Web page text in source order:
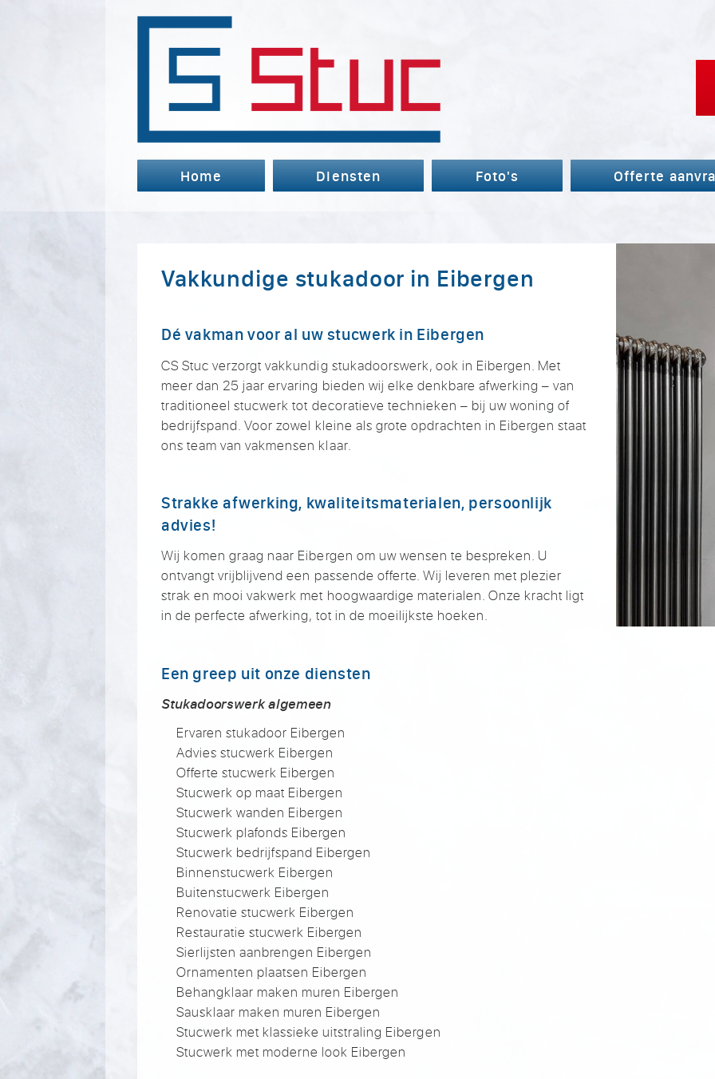
Home Diensten Foto's Offerte
Vakkundige stukadoor in Eibergen
Dé vakman voor al uw stucwerk in Eibergen
CS Stuc verzorgt vakkundig stukadoorswerk, ook in Eibergen. Met
meer dan 25 jaar ervaring bieden wij elke denkbare afwerking – van
traditioneel stucwerk tot decoratieve technieken – bij uw woning of
bedrijfspand. Voor zowel kleine als grote opdrachten in Eibergen staat
ons team van vakmensen klaar.
Strakke afwerking, kwaliteitsmaterialen, persoonlijk
advies!
Wij komen graag naar Eibergen om uw wensen te bespreken. U
ontvangt vrijblijvend een passende offerte. Wij leveren met plezier
strak en mooi vakwerk met hoogwaardige materialen. Onze kracht ligt
in de perfecte afwerking, tot in de moeilijkste hoeken.
Een greep uit onze diensten
Stukadoorswerk algemeen
Ervaren stukadoor Eibergen
Advies stucwerk Eibergen
Offerte stucwerk Eibergen
Stucwerk op maat Eibergen
Stucwerk wanden Eibergen
Stucwerk plafonds Eibergen
Stucwerk bedrijfspand Eibergen
Binnenstucwerk Eibergen
Buitenstucwerk Eibergen
Renovatie stucwerk Eibergen
Restauratie stucwerk Eibergen
Sierlijsten aanbrengen Eibergen
Ornamenten plaatsen Eibergen
Behangklaar maken muren Eibergen
Sausklaar maken muren Eibergen
Stucwerk met klassieke uitstraling Eibergen
Stucwerk met moderne look Eibergen